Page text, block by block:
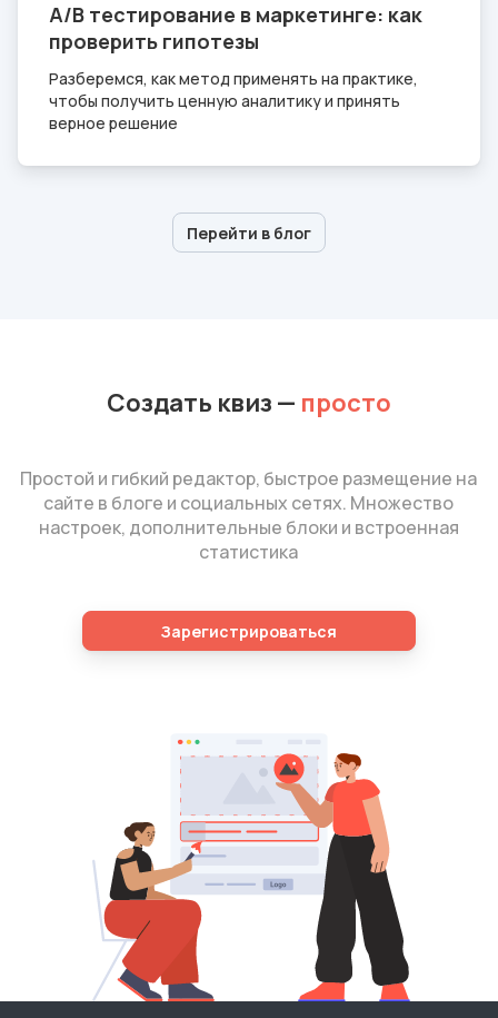
A/B тестирование в маркетинге: как
проверить гипотезы
Разберемся, как метод применять на практике,
чтобы получить ценную аналитику и принять
верное решение
Перейти в блог
Создать квиз — просто
Простой и гибкий редактор, быстрое размещение на
сайте в блоге и социальных сетях. Множество
настроек, дополнительные блоки и встроенная
статистика
Зарегистрироваться